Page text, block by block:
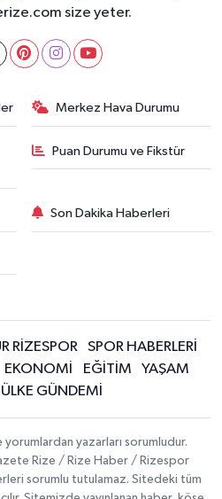
size yeter.
Merkez Hava Durumu
Puan Durumu ve Fikstür
Son Dakika Haberleri
RİZESPOR
SPOR HABERLERİ
EKONOMİ EĞİTİM
YAŞAM
ÜLKE GÜNDEMİ
yorumlardan yazarları sorumludur.
Rize / Rize Haber / Rizespor
sorumlu tutulamaz. Sitedeki tüm